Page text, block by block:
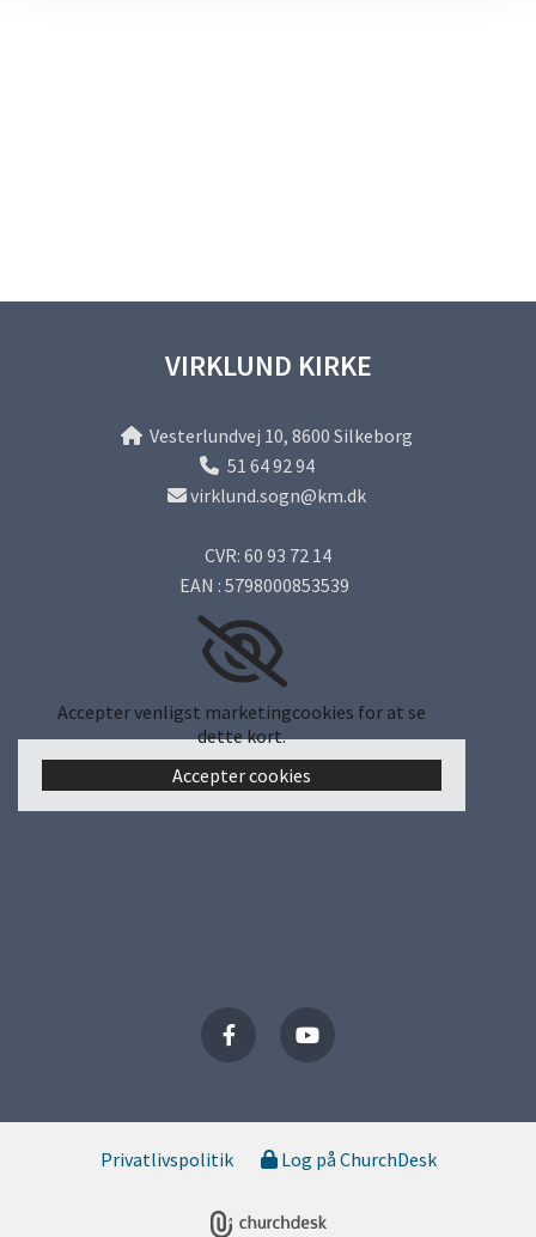
VIRKLUND KIRKE
Vesterlundvej 10, 8600 Silkeborg
 51 64 92 94
virklund.sogn@km.dk
CVR: 60 93 72 14
EAN : 5798000853539
Accepter venligst marketingcookies for at se
dette kort.
Accepter cookies
Privatlivspolitik Log på ChurchDesk